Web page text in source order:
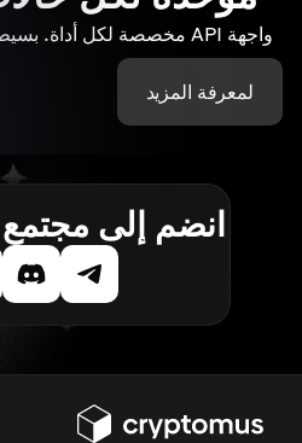
واجهة API مخصصة لكل أداة. بسيطة، سريعة، وموثقة بالكامل
لمعرفة المزيد
انضم إلى